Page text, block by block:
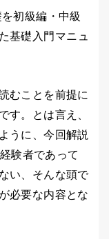
初級編・中級
基礎入門マニュ
むことを前提に
す。とは言え、
うに、今回解説
験者であって
い、そんな頭で
必要な内容とな